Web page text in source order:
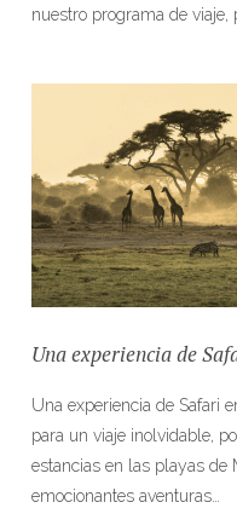
nuestro programa de viaje,
Una experiencia de
Una experiencia de Safari
para un viaje inolvidable,
estancias en las playas de
emocionantes aventuras…